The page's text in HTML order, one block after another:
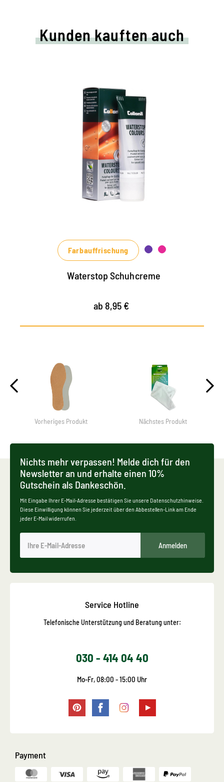
Kunden kauften auch
Farbige Pflege- und
Imprägniercreme
pflegt alle Glattleder und HighTech-
Materialien mit Imprägnier-Effekt
nährt das Leder, hält es strapazierfähig
Farbauffrischung
Waterstop Schuhcreme
ab 8,95 €
Vorheriges Produkt Nächstes Produkt
Nichts mehr verpassen! Melde dich für den
Newsletter an und erhalte einen 10%
Gutschein als Dankeschön.
Mit Eingabe Ihrer E-Mail-Adresse bestätigen Sie unsere Datenschutzhinweise.
Diese Einwilligung können Sie jederzeit über den Abbestellen-Link am Ende
jeder E-Mail widerrufen.
Anmelden
Service Hotline
Telefonische Unterstützung und Beratung unter:
030 - 414 04 40
Mo-Fr, 08:00 - 15:00 Uhr
Payment